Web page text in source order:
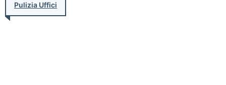
Pulizia Uffici